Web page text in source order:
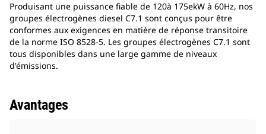
Produisant une puissance fiable de 120à 175ekW à 60Hz, nos
groupes électrogènes diesel C7.1 sont conçus pour être
conformes aux exigences en matière de réponse transitoire
de la norme ISO 8528-5. Les groupes électrogènes C7.1 sont
tous disponibles dans une large gamme de niveaux
d'émissions.
Avantages